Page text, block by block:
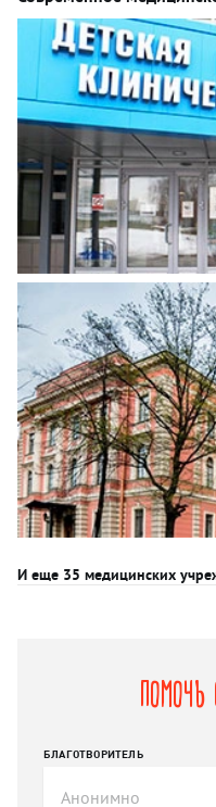
И еще 35 медицинских
БЛАГОТВОРИТЕЛЬ